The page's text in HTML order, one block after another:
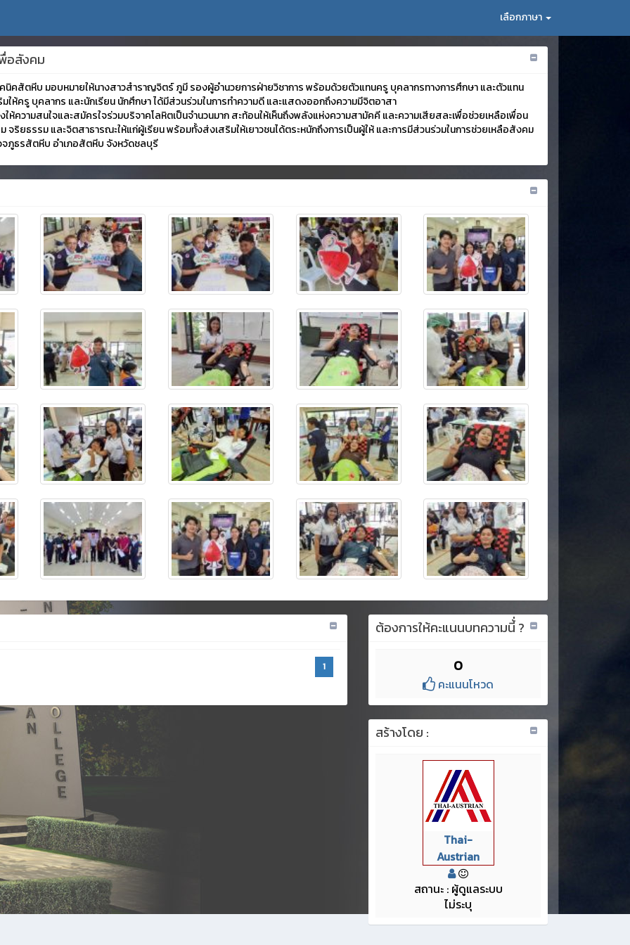
เลือกภาษา
อสังคม
คสัตหีบ มอบหมายให้นางสาวสำราญจิตร์ ภูมี รองผู้อำนวยการฝ่ายวิชาการ พร้อมด้วยตัวแทนครู บุคลากรทางการศึกษา และตัวแทน
ให้ครู บุคลากร และนักเรียน นักศึกษา ได้มีส่วนร่วมในการทำความดี และแสดงออกถึงความมีจิตอาสา
ความสนใจและสมัครใจร่วมบริจาคโลหิตเป็นจำนวนมาก สะท้อนให้เห็นถึงพลังแห่งความสามัคคี และความเสียสละเพื่อช่วยเหลือเพื่อน
ยธรรม และจิตสาธารณะให้แก่ผู้เรียน พร้อมทั้งส่งเสริมให้เยาวชนได้ตระหนักถึงการเป็นผู้ให้ และการมีส่วนร่วมในการช่วยเหลือสังคม
ภูธรสัตหีบ อำเภอสัตหีบ จังหวัดชลบุรี
1
ต้องการให้คะแนนบทความนี้่ ?
0
คะแนนโหวด
สร้างโดย :
Thai-
Austrian
สถานะ : ผู้ดูแลระบบ
ไม่ระบุ